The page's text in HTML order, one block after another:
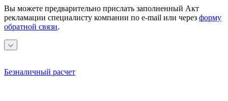
Вы можете предварительно прислать заполненный Акт
рекламации специалисту компании по e-mail или через форму
обратной связи.
Безналичный расчет